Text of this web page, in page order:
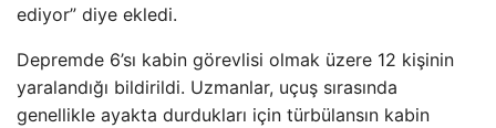
ediyor” diye ekledi.
Depremde 6’sı kabin görevlisi olmak üzere 12 kişinin
yaralandığı bildirildi. Uzmanlar, uçuş sırasında
genellikle ayakta durdukları için türbülansın kabin